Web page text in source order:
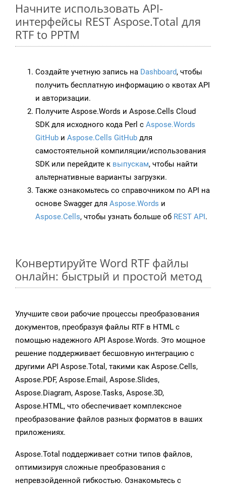
Начните использовать API-
интерфейсы REST Aspose.Total для
RTF to PPTM
Создайте учетную запись на Dashboard, чтобы
получить бесплатную информацию о квотах API
и авторизации.
Получите Aspose.Words и Aspose.Cells Cloud
SDK для исходного кода Perl с Aspose.Words
GitHub и Aspose.Cells GitHub для
самостоятельной компиляции/использования
SDK или перейдите к выпускам, чтобы найти
альтернативные варианты загрузки.
Также ознакомьтесь со справочником по API на
основе Swagger для Aspose.Words и
Aspose.Cells, чтобы узнать больше об REST API.
Конвертируйте Word RTF файлы
онлайн: быстрый и простой метод
Улучшите свои рабочие процессы преобразования
документов, преобразуя файлы RTF в HTML с
помощью надежного API Aspose.Words. Это мощное
решение поддерживает бесшовную интеграцию с
другими API Aspose.Total, такими как Aspose.Cells,
Aspose.PDF, Aspose.Email, Aspose.Slides,
Aspose.Diagram, Aspose.Tasks, Aspose.3D,
Aspose.HTML, что обеспечивает комплексное
преобразование файлов разных форматов в ваших
приложениях.
Aspose.Total поддерживает сотни типов файлов,
оптимизируя сложные преобразования с
непревзойденной гибкостью. Ознакомьтесь с